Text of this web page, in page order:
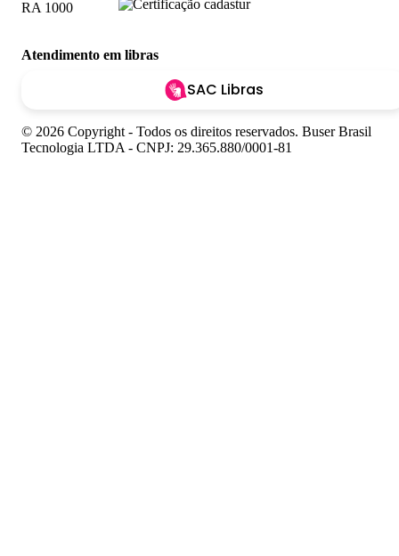
Atendimento em libras
SAC Libras
© 2026 Copyright - Todos os direitos reservados. Buser Brasil
Tecnologia LTDA - CNPJ: 29.365.880/0001-81